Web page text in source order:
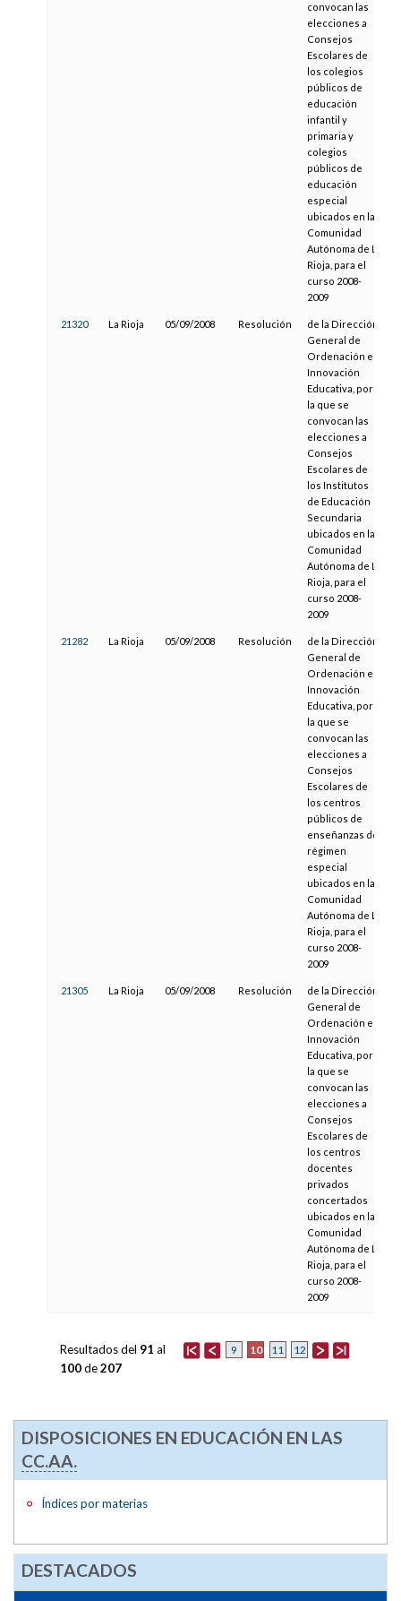
convocan las
elecciones a
Consejos
Escolares de
los colegios
públicos de
educación
infantil y
primaria y
colegios
públicos de
educación
especial
ubicados en la
Comunidad
Autónoma de La
Rioja, para el
curso 2008-
2009
21320 La Rioja 05/09/2008 Resolución
de la Dirección
General de
Ordenación e
Innovación
Educativa, por
la que se
convocan las
elecciones a
Consejos
Escolares de
los Institutos
de Educación
Secundaria
ubicados en la
Comunidad
Autónoma de La
Rioja, para el
curso 2008-
2009
21282 La Rioja 05/09/2008 Resolución
de la Dirección
General de
Ordenación e
Innovación
Educativa, por
la que se
convocan las
elecciones a
Consejos
Escolares de
los centros
públicos de
enseñanzas de
régimen
especial
ubicados en la
Comunidad
Autónoma de La
Rioja, para el
curso 2008-
2009
21305 La Rioja 05/09/2008 Resolución
de la Dirección
General de
Ordenación e
Innovación
Educativa, por
la que se
convocan las
elecciones a
Consejos
Escolares de
los centros
docentes
privados
concertados
ubicados en la
Comunidad
Autónoma de La
Rioja, para el
curso 2008-
2009
9 10 11 12
Resultados del 91 al
100de207
DISPOSICIONES EN EDUCACIÓN EN LAS
CC.AA.
Índices por materias
DESTACADOS